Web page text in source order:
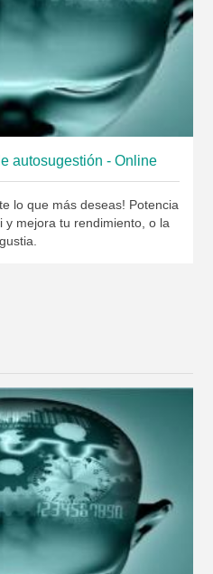
autosugestión - Online
lo que más deseas! Potencia
y mejora tu rendimiento, o la